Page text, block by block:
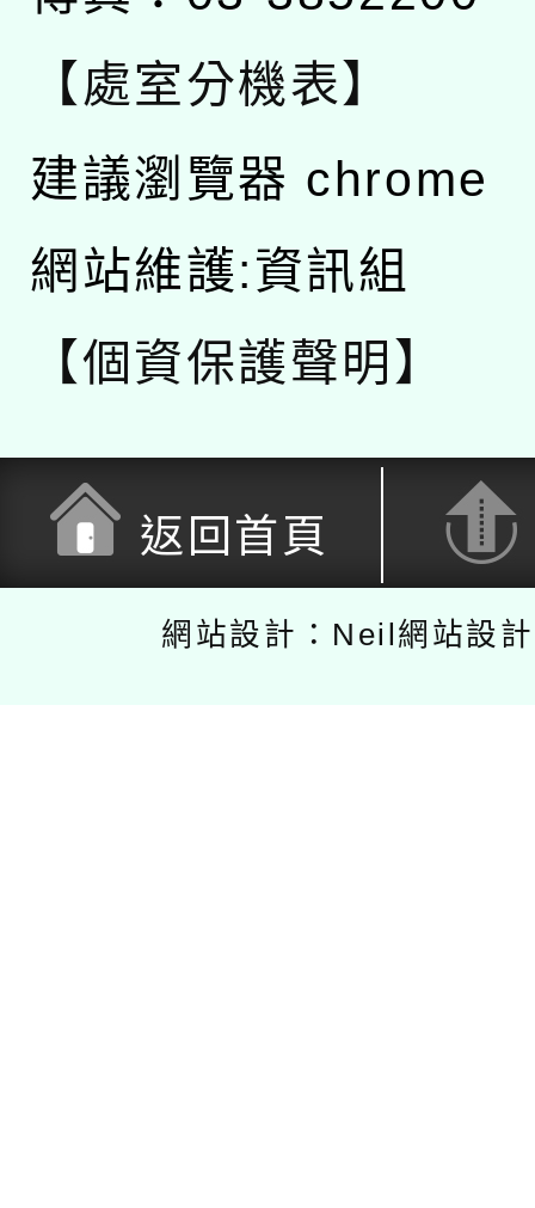
【處室分機表】
建議瀏覽器 chrome
網站維護:資訊組
【個資保護聲明】
返回首頁
網站設計：Neil網站設